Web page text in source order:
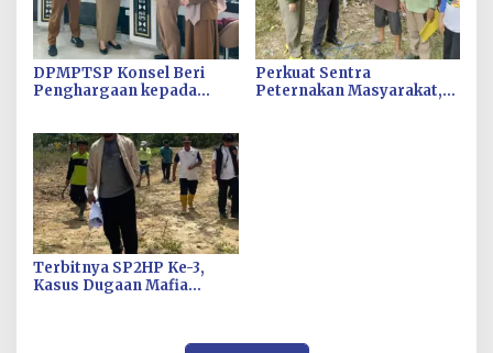
DPMPTSP Konsel Beri
Penghargaan kepada
Terbaik
Perkuat Sentra
Peternakan Masyarakat,
Terbitnya SP2HP Ke-3,
Kasus Dugaan Mafia